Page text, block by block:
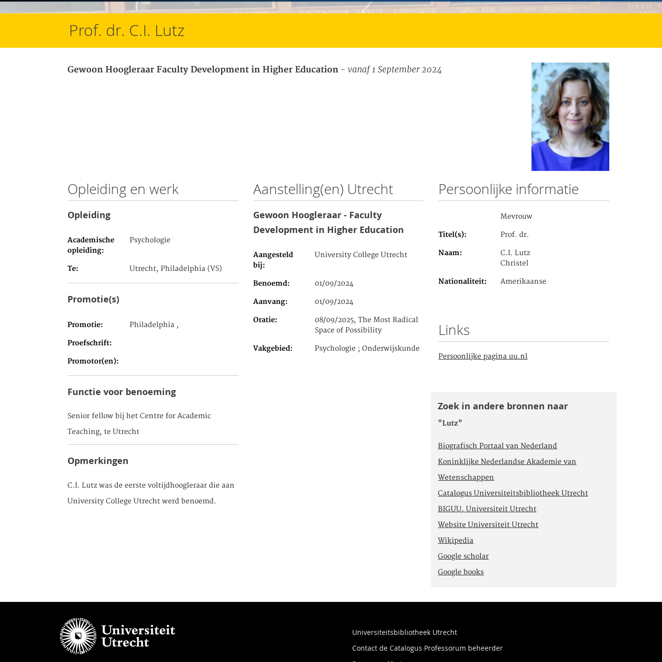
Prof. dr. C.I. Lutz
Gewoon Hoogleraar Faculty Development in Higher Education - vanaf 1 September 2024
Opleiding en werk
Opleiding
Academische
opleiding
Psychologie
Te Utrecht, Philadelphia (VS)
Promotie(s)
Promotie Philadelphia ,
Proefschrift
Promotor(en)
Functie voor benoeming
Senior fellow bij het Centre for Academic
Teaching, te Utrecht
Opmerkingen
C.I. Lutz was de eerste voltijdhoogleraar die aan
University College Utrecht werd benoemd.
Aanstelling(en) Utrecht
Gewoon Hoogleraar - Faculty
Development in Higher Education
Aangesteld
bij
University College Utrecht
Benoemd 01/09/2024
Aanvang 01/09/2024
Oratie
08/09/2025, The Most Radical
Space of Possibility
Vakgebied Psychologie ; Onderwijskunde
Persoonlijke informatie
Mevrouw
Titel(s) Prof. dr.
Naam
C.I. Lutz
Christel
Nationaliteit Amerikaanse
Links
Persoonlijke pagina uu.nl
Zoek in andere bronnen naar
"Lutz"
Biografisch Portaal van Nederland
Koninklijke Nederlandse Akademie van
Wetenschappen
Catalogus Universiteitsbibliotheek Utrecht
BIGUU, Universiteit Utrecht
Website Universiteit Utrecht
Wikipedia
Google scholar
Google books
Universiteitsbibliotheek Utrecht
Contact de Catalogus Professorum beheerder